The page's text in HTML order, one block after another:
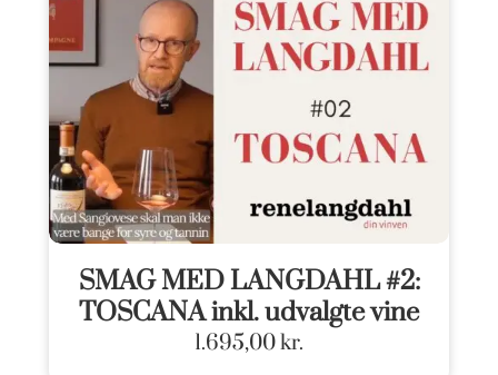
SMAG MED LANGDAHL #2:
TOSCANA inkl. udvalgte vine
1.695,00kr.